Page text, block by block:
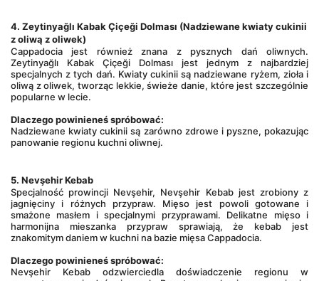
4. Zeytinyağlı Kabak Çiçeği Dolması (Nadziewane kwiaty cukinii
z oliwą z oliwek)
Zeytinyağlı Kabak Çiçeği Dolması jest jednym z najbardziej
specjalnych z tych dań. Kwiaty cukinii są nadziewane ryżem, zioła i
oliwą z oliwek, tworząc lekkie, świeże danie, które jest szczególnie
popularne w lecie.
Dlaczego powinieneś spróbować:
Nadziewane kwiaty cukinii są zarówno zdrowe i pyszne, pokazując
panowanie regionu kuchni oliwnej.
5. Nevşehir Kebab
Specjalność prowincji Nevşehir, Nevşehir Kebab jest zrobiony z
jagnięciny i różnych przypraw. Mięso jest powoli gotowane i
smażone masłem i specjalnymi przyprawami. Delikatne mięso i
harmonijna mieszanka przypraw sprawiają, że kebab jest
znakomitym daniem w kuchni na bazie mięsa Cappadocia.
Dlaczego powinieneś spróbować:
Nevşehir Kebab odzwierciedla doświadczenie regionu w